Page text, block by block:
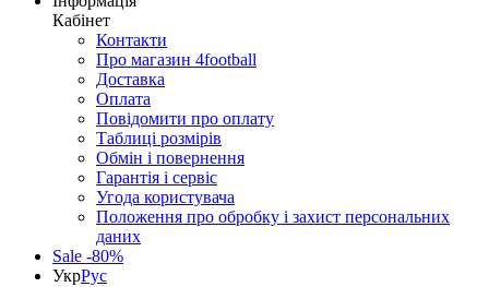
Кабінет
Контакти
Про магазин 4football
Доставка
Оплата
Повідомити про оплату
Таблиці розмірів
Обмін і повернення
Гарантія і сервіс
Угода користувача
Положення про обробку і захист персональних
даних
Sale -80%
УкрРус